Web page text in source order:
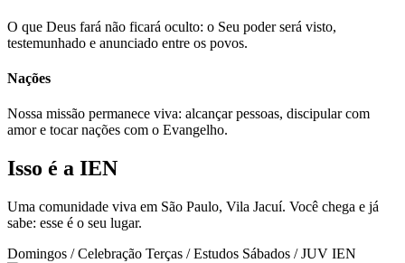
O que Deus fará não ficará oculto: o Seu poder será visto,
testemunhado e anunciado entre os povos.
Nações
Nossa missão permanece viva: alcançar pessoas, discipular com
amor e tocar nações com o Evangelho.
Isso é a IEN
Uma comunidade viva em São Paulo, Vila Jacuí. Você chega e já
sabe: esse é o seu lugar.
Domingos / Celebração Terças / Estudos Sábados / JUV IEN